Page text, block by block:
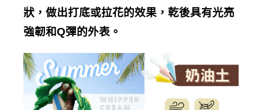
狀，做出打底或拉花的效果，乾後具有光亮
強韌和Q彈的外表。